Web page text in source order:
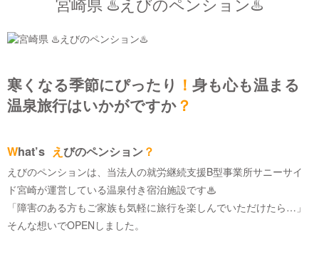
宮崎県 ♨️えびのペンション♨️
寒くなる季節にぴったり ！ 身も心も温まる
温泉旅行はいかがですか？
What’s えびのペンション？
えびのペンションは、当法人の就労継続支援B型事業所サニーサイ
ド宮崎が運営している温泉付き宿泊施設です♨
「障害のある方もご家族も気軽に旅行を楽しんでいただけたら…」
そんな想いでOPENしました。